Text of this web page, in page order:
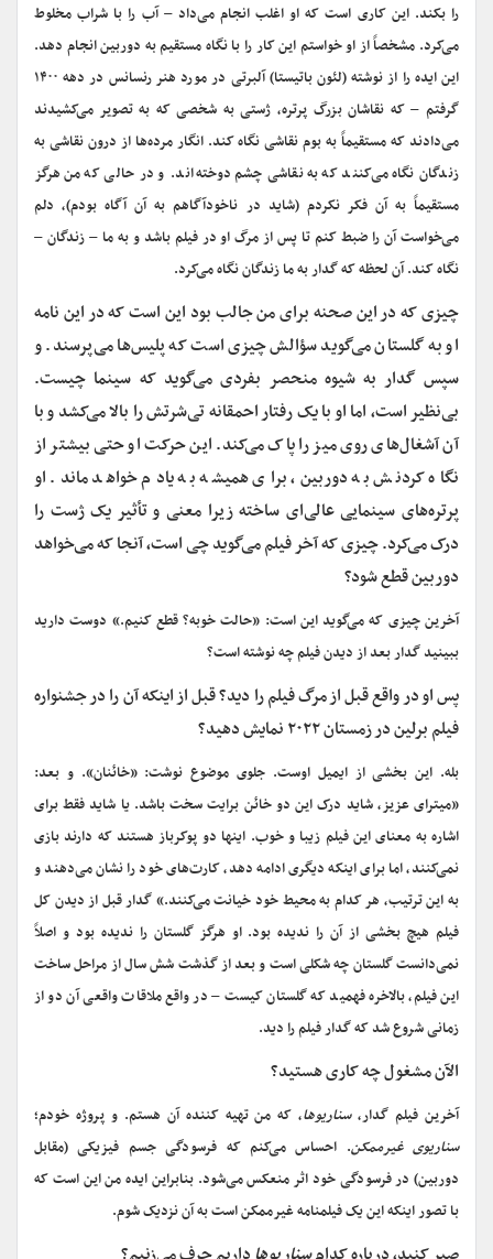
را بکند. این کاری است که او اغلب انجام می‌داد – آب را با شراب مخلوط
می‌کرد. مشخصاً از او خواستم این کار را با نگاه مستقیم به دوربین انجام دهد.
این ایده را از نوشته (لئون باتیستا) آلبرتی در مورد هنر رنسانس در دهه ۱۴۰۰
گرفتم –که نقاشان بزرگ پرتره، ژستی به شخصی که به تصویر می‌کشیدند
می‌دادند که مستقیماً به بوم نقاشی نگاه کند. انگار مرده‌ها از درون نقاشی به
زندگان نگاه می‌کنند که به نقاشی چشم دوخته‌اند. و در حالی که من هرگز
مستقیماً به آن فکر نکردم (شاید در ناخودآگاهم به آن آگاه بودم)، دلم
می‌خواست آن را ضبط کنم تا پس از مرگ او در فیلم باشد و به ما – زندگان –
نگاه کند. آن لحظه که گدار به ما زندگان نگاه می‌کرد.
چیزی که در این صحنه برای من جالب بود این است که در این نامه
او به گلستان می‌گوید سؤالش چیزی است که پلیس‌ها می‌پرسند. و
سپس گدار به شیوه منحصر بفردی می‌گوید که سینما چیست.
بی‌نظیر است، اما او با یک رفتار احمقانه تی‌شرتش را بالا می‌کشد و با
آن آشغال‌های روی میز را پاک می‌کند. این حرکت او حتی بیشتر از
نگاه کردنش به دوربین، برای همیشه به یادم خواهد ماند. او
پرتره‌های سینمایی عالی‌ای ساخته زیرا معنی و تأثیر یک ژست را
درک می‌کرد. چیزی که آخر فیلم می‌گوید چی است، آنجا که می‌خواهد
دوربین قطع شود؟
آخرین چیزی که می‌گوید این است: «حالت خوبه؟ قطع کنیم.» دوست دارید
ببینید گدار بعد از دیدن فیلم چه نوشته است؟
پس او در واقع قبل از مرگ فیلم را دید؟ قبل از اینکه آن را در جشنواره
فیلم برلین در زمستان ۲۰۲۲ نمایش دهید؟
بله. این بخشی از ایمیل اوست. جلوی موضوع نوشت: «خائنان». و بعد:
«میترای عزیز، شاید درک این دو خائن برایت سخت باشد. یا شاید فقط برای
اشاره به معنای این فیلم زیبا و خوب. اینها دو پوکرباز هستند که دارند بازی
نمی‌کنند، اما برای اینکه دیگری ادامه دهد، کارت‌های خود را نشان می‌دهند و
به این ترتیب، هر کدام به محیط خود خیانت می‌کنند.» گدار قبل از دیدن کل
فیلم هیچ بخشی از آن را ندیده بود. او هرگز گلستان را ندیده بود و اصلاً
نمی‌دانست گلستان چه شکلی است و بعد از گذشت شش سال از مراحل ساخت
این فیلم، بالاخره فهمید که گلستان کیست – در واقع ملاقات واقعی آن دو از
زمانی شروع شد که گدار فیلم را دید.
الآن مشغول چه کاری هستید؟
آخرین فیلم گدار،سناریوها، که من تهیه کننده آن هستم. و پروژه خودم؛
سناریوی غیرممکن. احساس می‌کنم که فرسودگی جسم فیزیکی (مقابل
دوربین) در فرسودگی خود اثر منعکس می‌شود. بنابراین ایده من این است که
با تصور اینکه این یک فیلمنامه غیرممکن است به آن نزدیک شوم.